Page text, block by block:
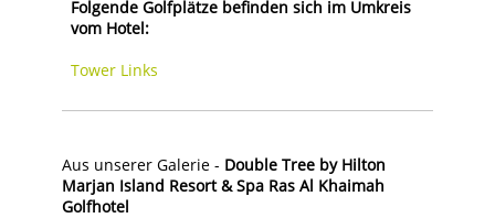
Folgende Golfplätze befinden sich im Umkreis
vom Hotel:
Tower Links
Aus unserer Galerie - Double Tree by Hilton
Marjan Island Resort & Spa Ras Al Khaimah
Golfhotel